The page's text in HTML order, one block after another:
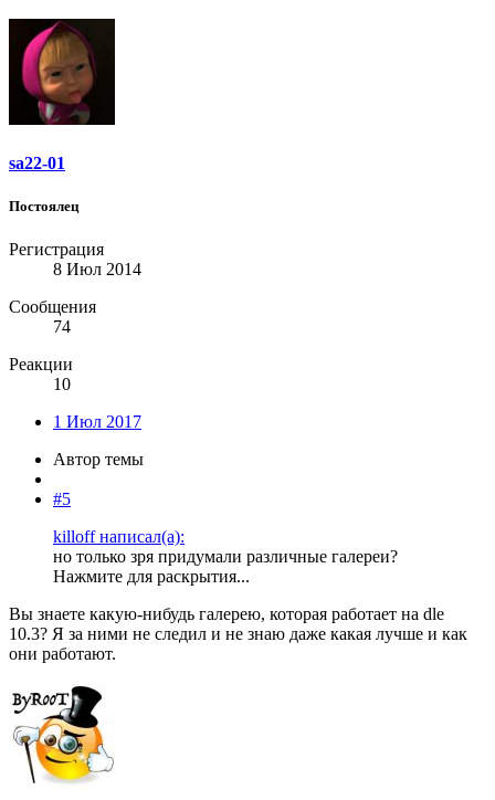
sa22-01
Постоялец
Регистрация
8 Июл 2014
Сообщения
74
Реакции
10
1 Июл 2017
Автор темы
#5
killoff написал(а):
но только зря придумали различные галереи?
Нажмите для раскрытия...
Вы знаете какую-нибудь галерею, которая работает на dle
10.3? Я за ними не следил и не знаю даже какая лучше и как
они работают.